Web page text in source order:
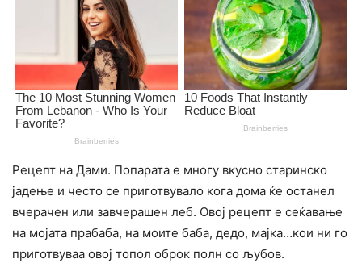
Рецепт на Дами. Попарата е многу вкусно старинско
јадење и често се приготвувало кога дома ќе останел
вчерачен или завчерашен леб. Овој рецепт е сеќавање
на мојата прабаба, на моите баба, дедо, мајка…кои ни го
приготвуваа овој топол оброк полн со љубов.